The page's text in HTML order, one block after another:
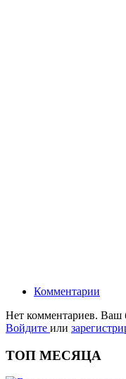
Комментарии
Нет комментариев. Ваш
Войдите или
ТОП МЕСЯЦА